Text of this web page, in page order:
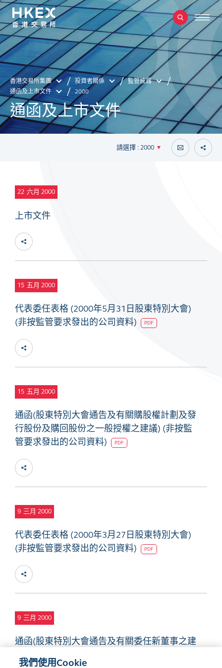
香港交易所集團 投資者關係
監管披露
通函及上市文件
2000
通函及上市文件
請選擇 : 2000
22 六月 2000
上市文件
15 五月 2000
代表委任表格 (2000年5月31日股東特別大會)
(非按監管要求發出的公司資料)
PDF
15 五月 2000
通函(股東特別大會通告及有關購股權計劃及發
行股份及購回股份之一般授權之建議) (非按監
管要求發出的公司資料)
PDF
9 三月 2000
代表委任表格 (2000年3月27日股東特別大會)
(非按監管要求發出的公司資料)
PDF
9 三月 2000
通函(股東特別大會通告及有關委任新董事之建
議) (非按監管要求發出的公司資料)
我們使用Cookie